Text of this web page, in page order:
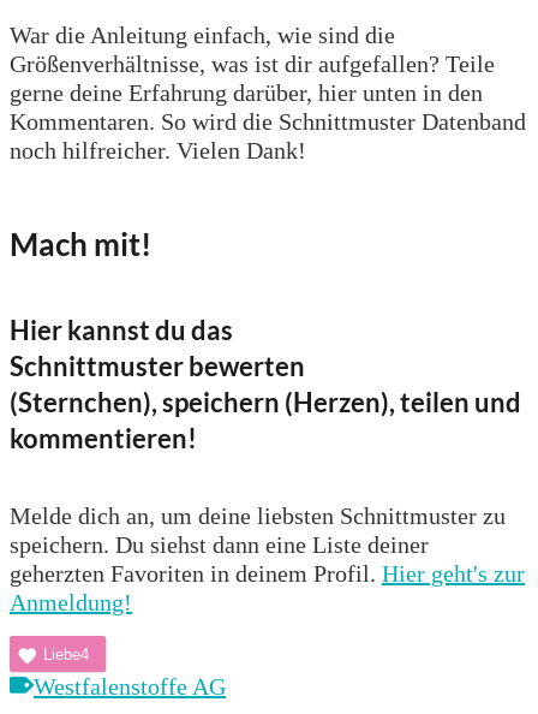
War die Anleitung einfach, wie sind die
Größenverhältnisse, was ist dir aufgefallen? Teile
gerne deine Erfahrung darüber, hier unten in den
Kommentaren. So wird die Schnittmuster Datenband
noch hilfreicher. Vielen Dank!
Mach mit!
Hier kannst du das
Schnittmuster bewerten
(Sternchen), speichern (Herzen), teilen und
kommentieren!
Melde dich an, um deine liebsten Schnittmuster zu
speichern. Du siehst dann eine Liste deiner
geherzten Favoriten in deinem Profil. Hier geht's zur
Anmeldung!
Liebe4
Westfalenstoffe AG